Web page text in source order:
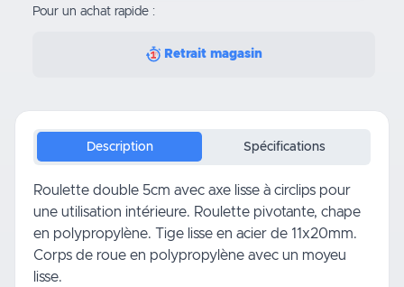
Pour un achat rapide :
Retrait magasin
Description Spécifications
Roulette double 5cm avec axe lisse à circlips pour
une utilisation intérieure. Roulette pivotante, chape
en polypropylène. Tige lisse en acier de 11x20mm.
Corps de roue en polypropylène avec un moyeu
lisse.